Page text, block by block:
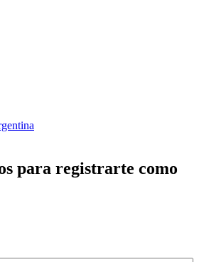
para registrarte como